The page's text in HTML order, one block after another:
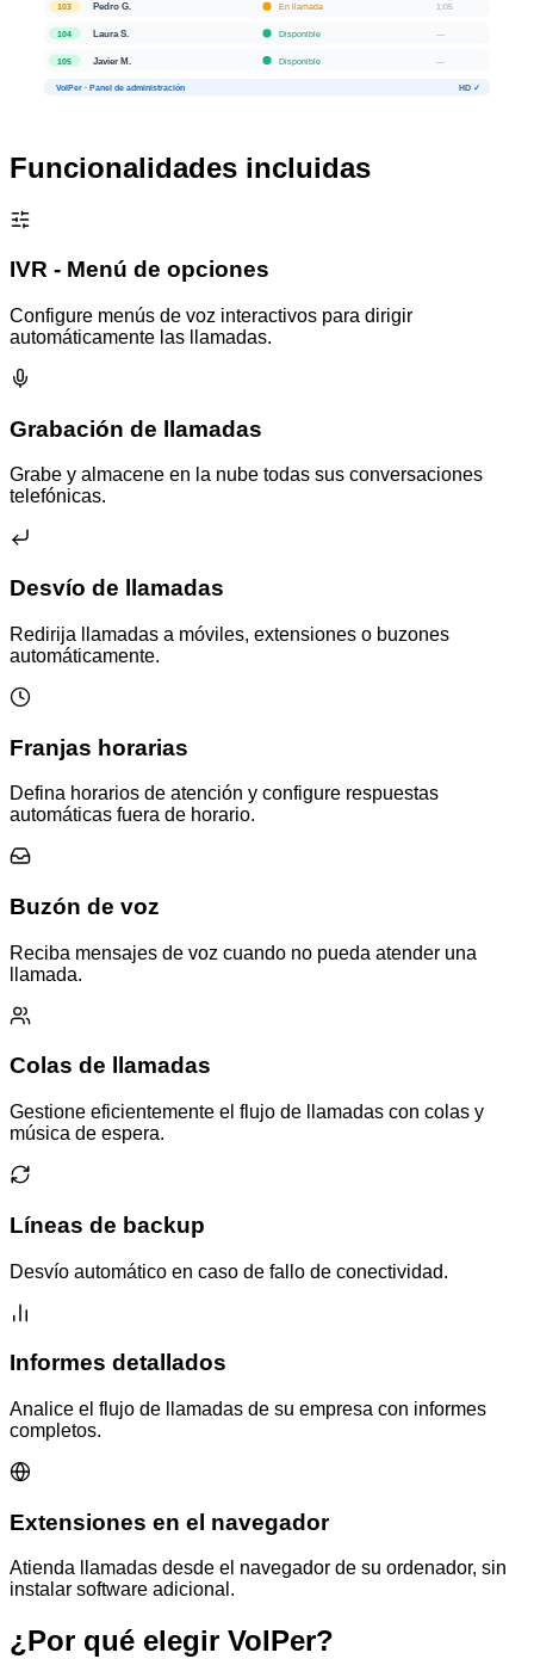
103 Pedro G. En llamada 1:05
104 Laura S. Disponible —
105 Javier M. Disponible —
VoIPer · Panel de administración HD ✓
Funcionalidades incluidas
IVR - Menú de opciones
Configure menús de voz interactivos para dirigir
automáticamente las llamadas.
Grabación de llamadas
Grabe y almacene en la nube todas sus conversaciones
telefónicas.
Desvío de llamadas
Redirija llamadas a móviles, extensiones o buzones
automáticamente.
Franjas horarias
Defina horarios de atención y configure respuestas
automáticas fuera de horario.
Buzón de voz
Reciba mensajes de voz cuando no pueda atender una
llamada.
Colas de llamadas
Gestione eficientemente el flujo de llamadas con colas y
música de espera.
Líneas de backup
Desvío automático en caso de fallo de conectividad.
Informes detallados
Analice el flujo de llamadas de su empresa con informes
completos.
Extensiones en el navegador
Atienda llamadas desde el navegador de su ordenador, sin
instalar software adicional.
¿Por qué elegir VoIPer?